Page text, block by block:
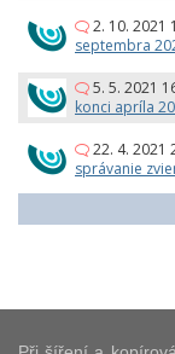
2. 10. 2021
septembra
5. 5. 2021
konci apríla
22. 4. 2021
správanie